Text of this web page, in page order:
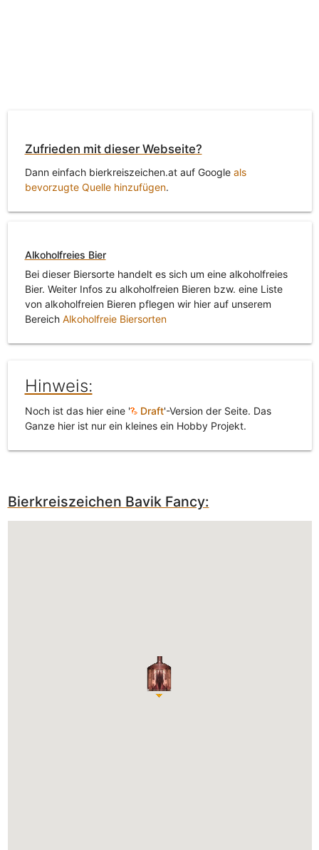
Zufrieden mit dieser Webseite?
Dann einfach bierkreiszeichen.at auf Google als
bevorzugte Quelle hinzufügen.
Alkoholfreies Bier
Bei dieser Biersorte handelt es sich um eine alkoholfreies
Bier. Weiter Infos zu alkoholfreien Bieren bzw. eine Liste
von alkoholfreien Bieren pflegen wir hier auf unserem
Bereich Alkoholfreie Biersorten
Hinweis:
Noch ist das hier eine ' Draft'-Version der Seite. Das
Ganze hier ist nur ein kleines ein Hobby Projekt.
Bierkreiszeichen Bavik Fancy: